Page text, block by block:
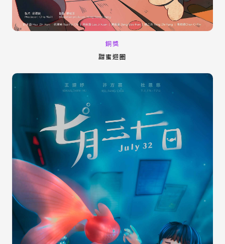
銅獎
甜蜜迴圈